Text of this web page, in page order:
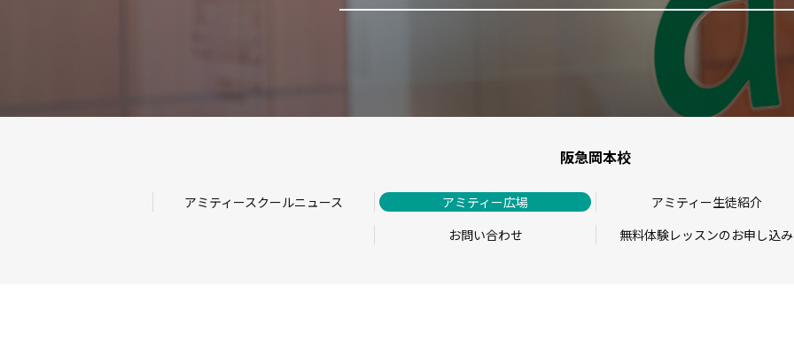
阪急岡本校
アミティースクールニュース アミティー広場 アミティー生徒紹介
お問い合わせ
無料体験レッスンのお申し込み